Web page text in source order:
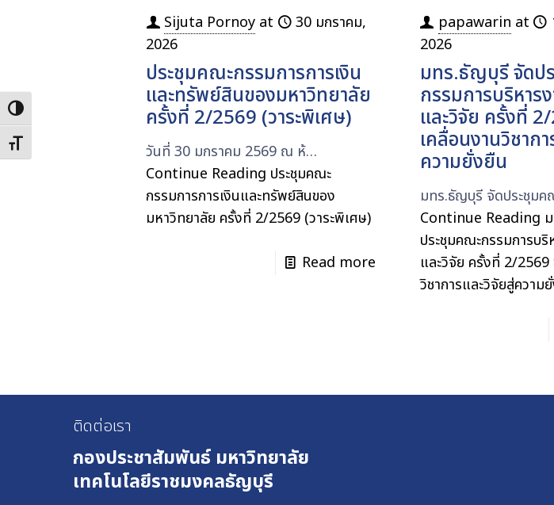
Toggle High Contrast
Toggle Font size
Sijuta Pornoy at
30 มกราคม,
2026
ประชุมคณะกรรมการการเงิน
และทรัพย์สินของมหาวิทยาลัย
ครั้งที่ 2/2569 (วาระพิเศษ)
วันที่ 30 มกราคม 2569 ณ ห้…
Continue Reading ประชุมคณะ
กรรมการการเงินและทรัพย์สินของ
มหาวิทยาลัย ครั้งที่ 2/2569 (วาระพิเศษ)
Read more
papawarin at
2026
มทร.ธัญบุรี จัดป
กรรมการบริหาร
และวิจัย ครั้งที่
เคลื่อนงานวิชาก
ความยั่งยืน
มทร.ธัญบุรี จัดประชุม
Continue Reading
ประชุมคณะกรรมการบริ
และวิจัย ครั้งที่ 2/2569
วิชาการและวิจัยสู่ความ
ติดต่อเรา
กองประชาสัมพันธ์ มหาวิทยาลัย
เทคโนโลยีราชมงคลธัญบุรี